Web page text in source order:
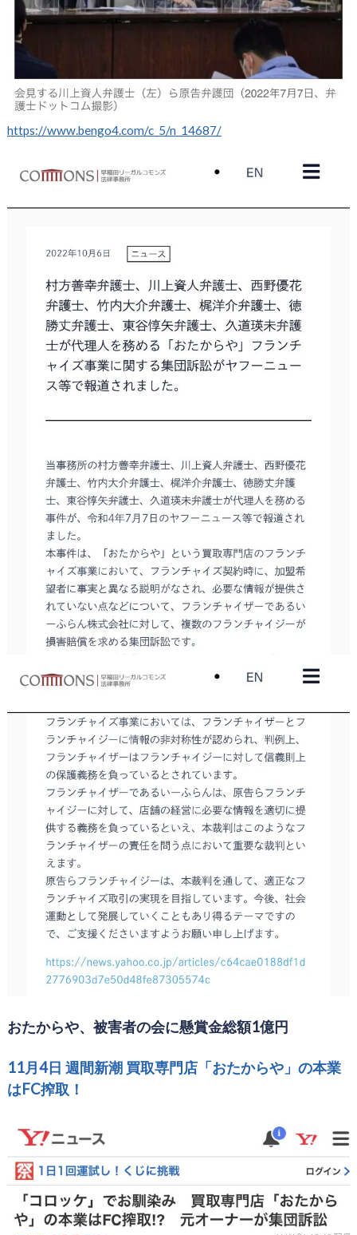
https://www.bengo4.com/c_5/n_14687/
おたからや、被害者の会に懸賞金総額1億円
11月4日 週間新潮 買取専門店「おたからや」の本業
はFC搾取！